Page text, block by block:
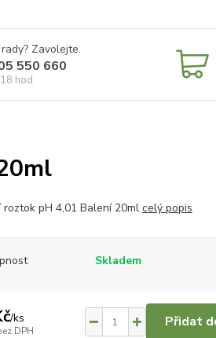
Zavolejte.
550 660
hod
roztok pH 4,01 Balení 20ml celý popis
Skladem
/ks
DPH
Přidat